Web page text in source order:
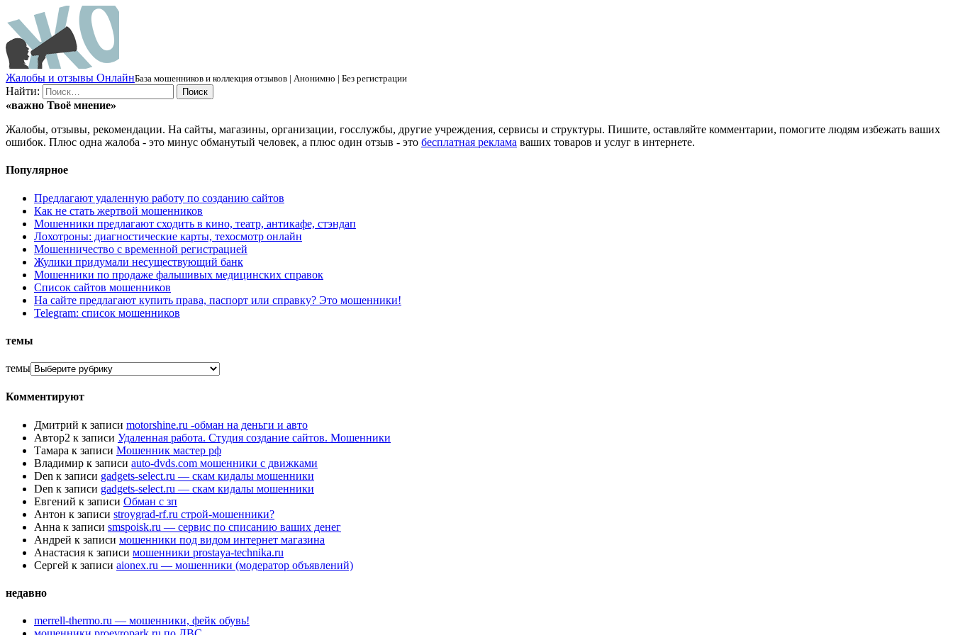
Жалобы и отзывы ОнлайнБаза мошенников и коллекция отзывов | Анонимно | Без регистрации
Найти:
«важно Твоё мнение»
Жалобы, отзывы, рекомендации. На сайты, магазины, организации, госслужбы, другие учреждения, сервисы и структуры. Пишите, оставляйте комментарии, помогите людям избежать ваших
ошибок. Плюс одна жалоба - это минус обманутый человек, а плюс один отзыв - это бесплатная реклама ваших товаров и услуг в интернете.
Популярное
Предлагают удаленную работу по созданию сайтов
Как не стать жертвой мошенников
Мошенники предлагают сходить в кино, театр, антикафе, стэндап
Лохотроны: диагностические карты, техосмотр онлайн
Мошенничество с временной регистрацией
Жулики придумали несуществующий банк
Мошенники по продаже фальшивых медицинских справок
Список сайтов мошенников
На сайте предлагают купить права, паспорт или справку? Это мошенники!
Telegram: список мошенников
темы
темы
Комментируют
Дмитрий к записи motorshine.ru -обман на деньги и авто
Автор2 к записи Удаленная работа. Студия создание сайтов. Мошенники
Тамара к записи Мошенник мастер рф
Владимир к записи auto-dvds.com мошенники с движками
Den к записи gadgets-select.ru — скам кидалы мошенники
Den к записи gadgets-select.ru — скам кидалы мошенники
Евгений к записи Обман с зп
Антон к записи stroygrad-rf.ru строй-мошенники?
Анна к записи smspoisk.ru — сервис по списанию ваших денег
Андрей к записи мошенники под видом интернет магазина
Анастасия к записи мошенники prostaya-technika.ru
Сергей к записи aionex.ru — мошенники (модератор объявлений)
недавно
merrell-thermo.ru — мошенники, фейк обувь!